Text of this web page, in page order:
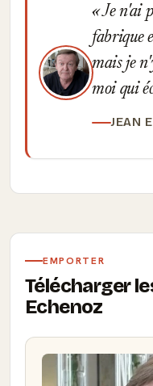
Je n'ai
fabrique
mais je
moi qui
JEAN
EMPORTER
Télécharger
Echenoz